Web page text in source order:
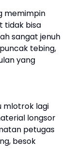
memimpin
tidak bisa
sangat jenuh
tebing,
yang
mlotrok lagi
longsor
petugas
besok